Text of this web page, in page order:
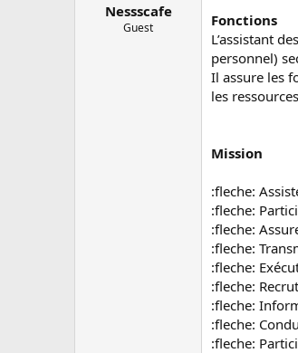
Nessscafe
Guest
Fonctions
L’assistant
personnel)
Il assure les
les
Mission
:fleche:
:fleche:
:fleche:
:fleche:
:fleche:
:fleche:
:fleche:
:fleche:
:fleche: